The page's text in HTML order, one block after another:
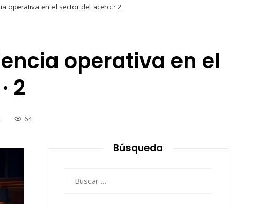
operativa en el sector del acero · 2
operativa en el
2
64
Búsqueda